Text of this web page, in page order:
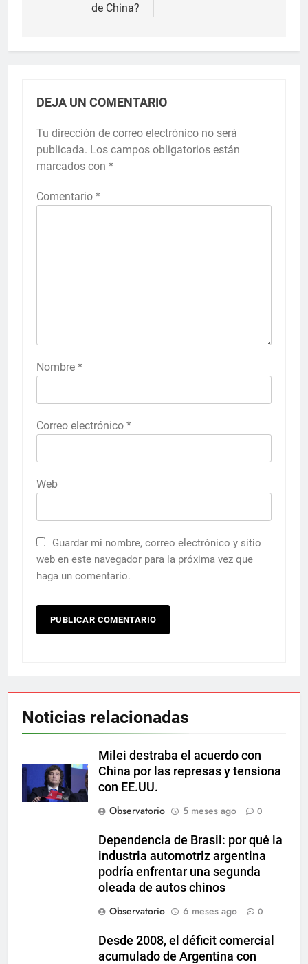
de China?
DEJA UN COMENTARIO
Tu dirección de correo electrónico no será
publicada. Los campos obligatorios están
marcados con *
Comentario *
Nombre *
Correo electrónico *
Web
Guardar mi nombre, correo electrónico y sitio
web en este navegador para la próxima vez que
haga un comentario.
Noticias relacionadas
Milei destraba el acuerdo con
China por las represas y tensiona
con EE.UU.
Observatorio
5 meses ago 0
Dependencia de Brasil: por qué la
industria automotriz argentina
podría enfrentar una segunda
oleada de autos chinos
Observatorio
6 meses ago 0
Desde 2008, el déficit comercial
acumulado de Argentina con